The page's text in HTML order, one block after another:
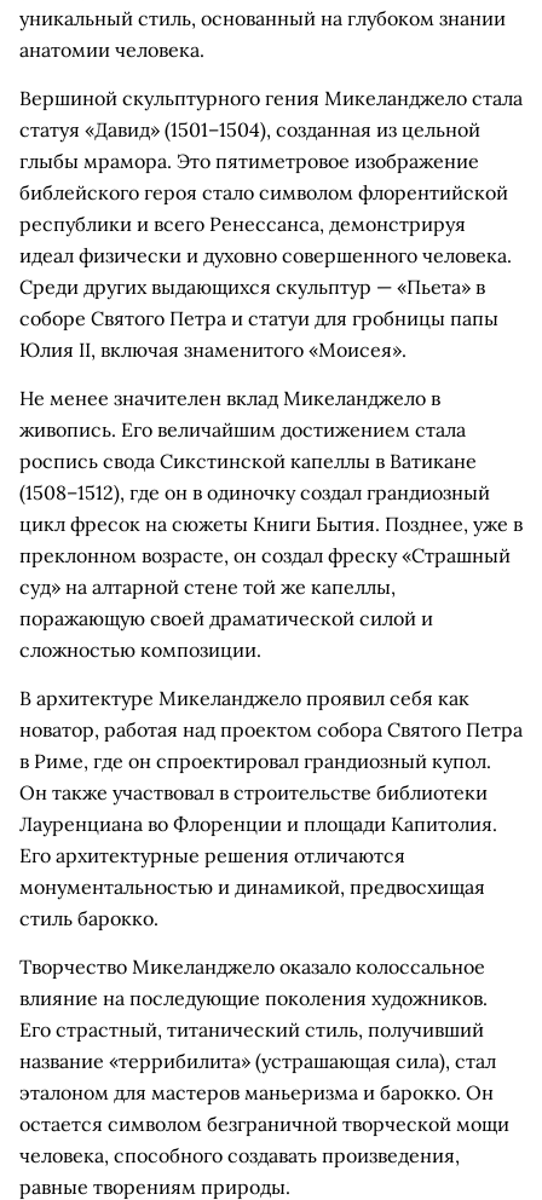
уникальный стиль, основанный на глубоком знании
анатомии человека.
Вершиной скульптурного гения Микеланджело стала
статуя «Давид» (1501–1504), созданная из цельной
глыбы мрамора. Это пятиметровое изображение
библейского героя стало символом флорентийской
республики и всего Ренессанса, демонстрируя
идеал физически и духовно совершенного человека.
Среди других выдающихся скульптур — «Пьета» в
соборе Святого Петра и статуи для гробницы папы
Юлия II, включая знаменитого «Моисея».
Не менее значителен вклад Микеланджело в
живопись. Его величайшим достижением стала
роспись свода Сикстинской капеллы в Ватикане
(1508–1512), где он в одиночку создал грандиозный
цикл фресок на сюжеты Книги Бытия. Позднее, уже в
преклонном возрасте, он создал фреску «Страшный
суд» на алтарной стене той же капеллы,
поражающую своей драматической силой и
сложностью композиции.
В архитектуре Микеланджело проявил себя как
новатор, работая над проектом собора Святого Петра
в Риме, где он спроектировал грандиозный купол.
Он также участвовал в строительстве библиотеки
Лауренциана во Флоренции и площади Капитолия.
Его архитектурные решения отличаются
монументальностью и динамикой, предвосхищая
стиль барокко.
Творчество Микеланджело оказало колоссальное
влияние на последующие поколения художников.
Его страстный, титанический стиль, получивший
название «террибилита» (устрашающая сила), стал
эталоном для мастеров маньеризма и барокко. Он
остается символом безграничной творческой мощи
человека, способного создавать произведения,
равные творениям природы.